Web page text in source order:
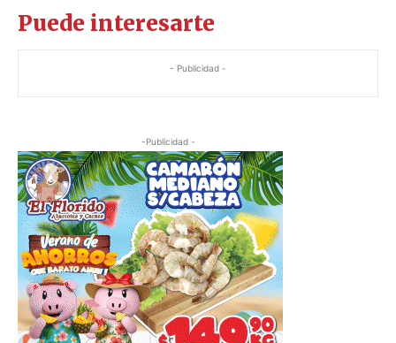
Puede interesarte
- Publicidad -
-Publicidad -